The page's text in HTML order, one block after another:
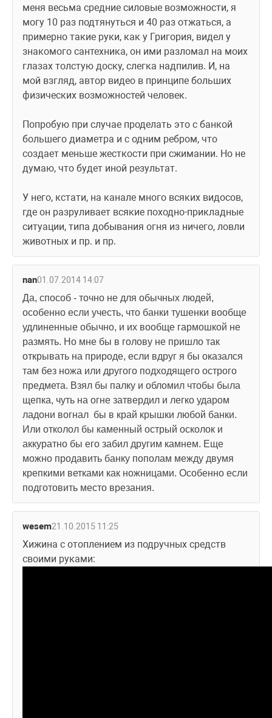
меня весьма средние силовые возможности, я
могу 10 раз подтянуться и 40 раз отжаться, а
примерно такие руки, как у Григория, видел у
знакомого сантехника, он ими разломал на моих
глазах толстую доску, слегка надпилив. И, на
мой взгляд, автор видео в принципе больших
физических возможностей человек.
Попробую при случае проделать это с банкой
большего диаметра и с одним ребром, что
создает меньше жесткости при сжимании. Но не
думаю, что будет иной результат.
У него, кстати, на канале много всяких видосов,
где он разруливает всякие походно-прикладные
ситуации, типа добывания огня из ничего, ловли
животных и пр. и пр.
nan01.07.2014 14:07
Да, способ - точно не для обычных людей,
особенно если учесть, что банки тушенки вообще
удлиненные обычно, и их вообще гармошкой не
размять. Но мне бы в голову не пришло так
открывать на природе, если вдруг я бы оказался
там без ножа или другого подходящего острого
предмета. Взял бы палку и обломил чтобы была
щепка, чуть на огне затвердил и легко ударом
ладони вогнал бы в край крышки любой банки.
Или отколол бы каменный острый осколок и
аккуратно бы его забил другим камнем. Еще
можно продавить банку пополам между двумя
крепкими ветками как ножницами. Особенно если
подготовить место врезания.
wesem21.10.2015 11:25
Хижина с отоплением из подручных средств
своими руками: